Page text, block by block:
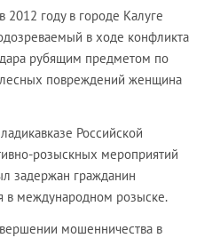
году в городе Калуге
в ходе конфликта
рубящим предметом по
повреждений женщина
Российской
розыскных мероприятий
задержан гражданин
в международном розыске.
мошенничества в